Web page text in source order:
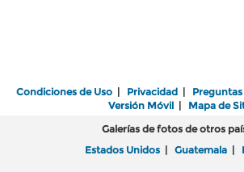
Condiciones de Uso | Privacidad |
Versión Móvil| Mapa de
Galerías de fotos de otros
Estados Unidos | Guatemala |